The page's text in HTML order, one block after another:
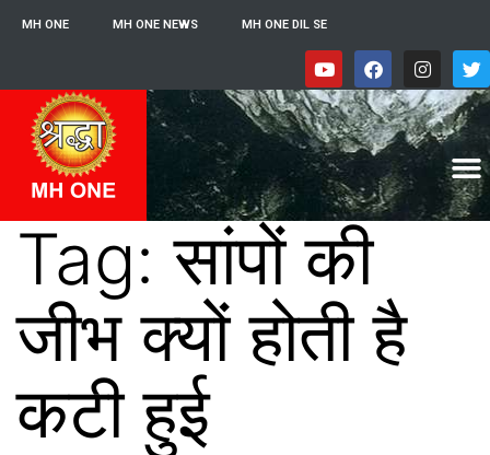
MH ONE MH ONE NEWS MH ONE DIL SE
Tag:सांपों की
जीभ क्यों होती है
कटी हुई